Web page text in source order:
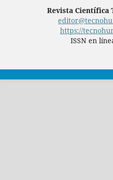
Revista Científica
https://
ISSN en